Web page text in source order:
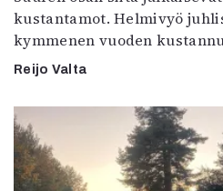
kustantamot. Helmivyö
kymmenen vuoden
Reijo Valta